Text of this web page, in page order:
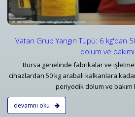
Vatan Grup Yangın Tüpü: 6 kg'dan
dolum ve
Bursa genelinde fabrikalar ve
cihazlardan 50 kg arabalı kalkanlara
periyodik dolum ve bakım
devamnı oku